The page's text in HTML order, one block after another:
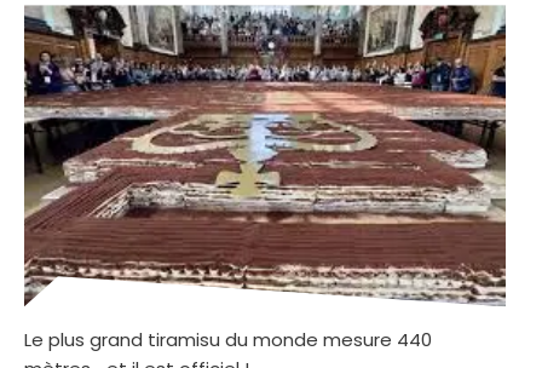
Le plus grand tiramisu du monde mesure 440